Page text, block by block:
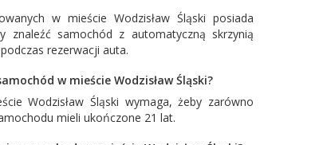
w mieście Wodzisław Śląski posiada
znaleźć samochód z automatyczną skrzynią
rezerwacji auta.
w mieście Wodzisław Śląski?
Wodzisław Śląski wymaga, żeby zarówno
mieli ukończone 21 lat.